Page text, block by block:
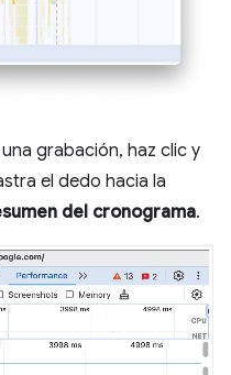
grabación, haz clic y
el dedo hacia la
del cronograma.